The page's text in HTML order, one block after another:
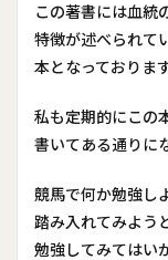
この著書には血統
特徴が述べられて
本となっておりま
私も定期的にこの
書いてある通りに
競馬で何か勉強し
踏み入れてみよう
勉強してみてはい